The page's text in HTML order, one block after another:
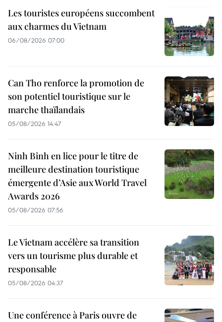
Les touristes européens succombent
aux charmes du Vietnam
06/08/2026 07:00
Can Tho renforce la promotion de
son potentiel touristique sur le
marche thaïlandais
05/08/2026 14:47
Ninh Binh en lice pour le titre de
meilleure destination touristique
émergente d’Asie aux World Travel
Awards 2026
05/08/2026 07:56
Le Vietnam accélère sa transition
vers un tourisme plus durable et
responsable
05/08/2026 04:37
Une conférence à Paris ouvre de